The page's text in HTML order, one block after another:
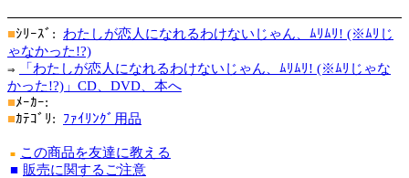
■ｼﾘｰｽﾞ:
わたしが恋人になれるわけないじゃん、ﾑﾘﾑﾘ! (※ﾑﾘじ
ゃなかった!?)
⇒
「わたしが恋人になれるわけないじゃん、ﾑﾘﾑﾘ! (※ﾑﾘじゃな
かった!?)」CD、DVD、本へ
■ﾒｰｶｰ:
■ｶﾃｺﾞﾘ: ﾌｧｲﾘﾝｸﾞ用品
■
この商品を友達に教える
■ 販売に関するご注意